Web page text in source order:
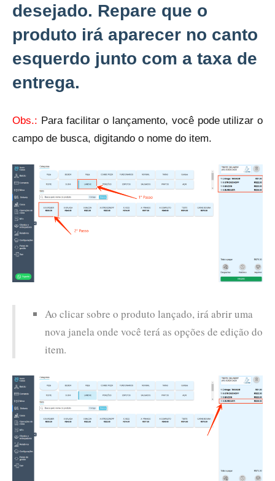
desejado. Repare que o
produto irá aparecer no canto
esquerdo junto com a taxa de
entrega.
Obs.: Para facilitar o lançamento, você pode utilizar o
campo de busca, digitando o nome do item.
Ao clicar sobre o produto lançado, irá abrir uma
nova janela onde você terá as opções de edição do
item.